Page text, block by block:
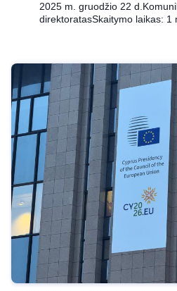
2025 m. gruodžio 22 d.
direktoratasSkaitymo laikas: 1